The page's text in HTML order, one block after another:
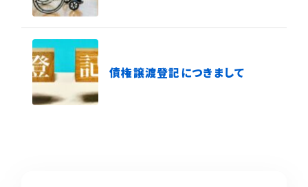
債権譲渡登記につきまして